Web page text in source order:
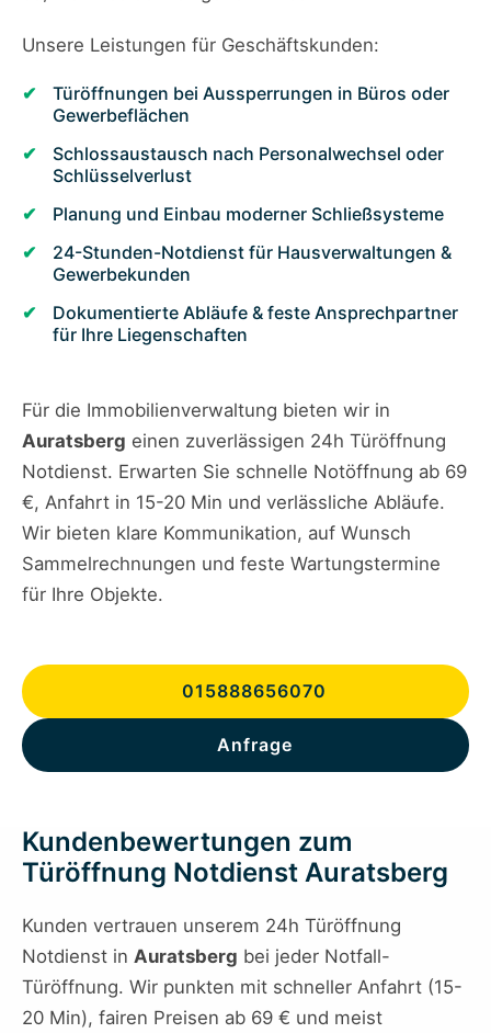
Unsere Leistungen für Geschäftskunden:
Türöffnungen bei Aussperrungen in Büros oder
Gewerbeflächen
Schlossaustausch nach Personalwechsel oder
Schlüsselverlust
Planung und Einbau moderner Schließsysteme
24-Stunden-Notdienst für Hausverwaltungen &
Gewerbekunden
Dokumentierte Abläufe & feste Ansprechpartner
für Ihre Liegenschaften
Für die Immobilienverwaltung bieten wir in
Auratsberg einen zuverlässigen 24h Türöffnung
Notdienst. Erwarten Sie schnelle Notöffnung ab 69
€, Anfahrt in 15-20 Min und verlässliche Abläufe.
Wir bieten klare Kommunikation, auf Wunsch
Sammelrechnungen und feste Wartungstermine
für Ihre Objekte.
015888656070
Anfrage
Kundenbewertungen zum
Türöffnung Notdienst Auratsberg
Kunden vertrauen unserem 24h Türöffnung
Notdienst in Auratsberg bei jeder Notfall-
Türöffnung. Wir punkten mit schneller Anfahrt (15-
20 Min), fairen Preisen ab 69 € und meist